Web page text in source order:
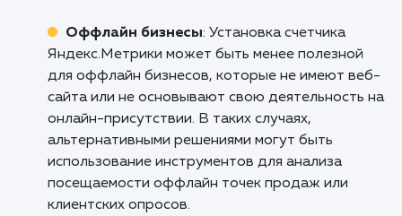
пользователей. Он предоставляет
о посещениях, просмотрах страниц,
пользователей и других метриках, что
позволяет анализировать эффективность
и улучшать пользовательский опыт.
Блоги и персональные сайты: Установка
счетчика Яндекс.Метрики может быть